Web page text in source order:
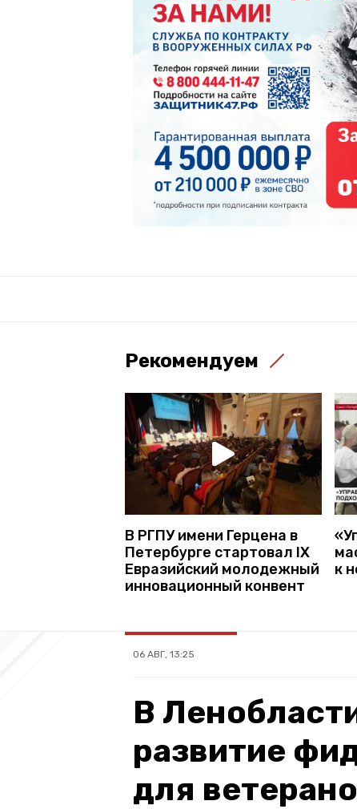
Рекомендуем
В РГПУ имени Герцена в
Петербурге стартовал IX
Евразийский молодежный
инновационный конвент
к
06 АВГ, 13:25
В
развитие
для